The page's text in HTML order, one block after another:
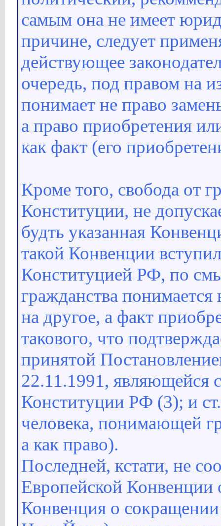
самым она не имеет
причине, следует
действующее
очередь, под правом на
понимает не право
а право приобретения
как факт (его
Кроме того, свобода от
Конституции, не
будть указанная
такой Конвенции
Конституцией РФ, по
гражданства понимается
на другое, а факт
такового, что
принятой
22.11.1991, являющейся
Конституции РФ (3); и
человека, понимающей
а как право).
Последней, кстати, не
Европейской Конвенции
Конвенция о сокращении